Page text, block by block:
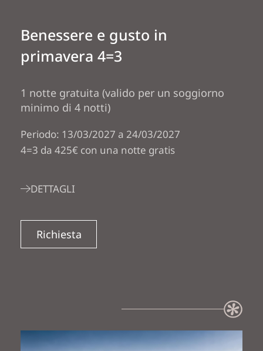
Benessere e gusto in
primavera 4=3
1 notte gratuita (valido per un soggiorno
minimo di 4 notti)
Periodo: 13/03/2027 a 24/03/2027
4=3 da 425€ con una notte gratis
DETTAGLI
Richiesta